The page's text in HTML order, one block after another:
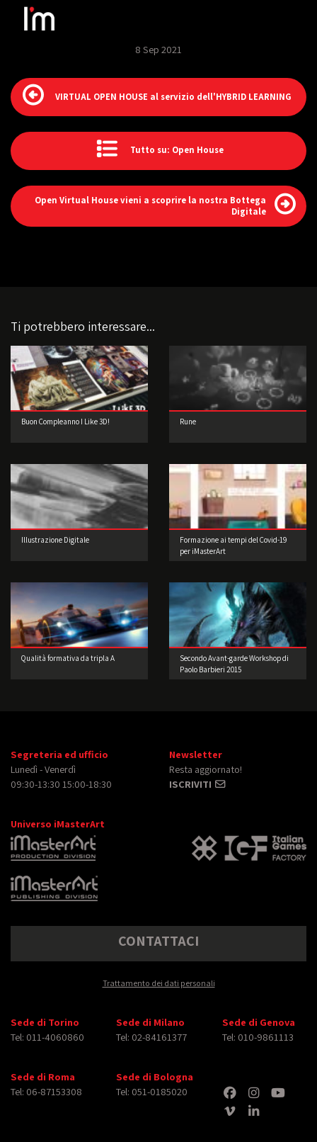
8 Sep 2021
VIRTUAL OPEN HOUSE al servizio dell'HYBRID LEARNING
Tutto su: Open House
Open Virtual House vieni a scoprire la nostra Bottega
Digitale
Ti potrebbero interessare...
Buon Compleanno I Like 3D! Rune
Illustrazione Digitale
Formazione ai tempi del Covid-19
per iMasterArt
Qualità formativa da tripla A
Secondo Avant-garde Workshop di
Paolo Barbieri 2015
Segreteria ed ufficio
Lunedì - Venerdì
09:30-13:30 15:00-18:30
Newsletter
Resta aggiornato!
ISCRIVITI
Universo iMasterArt
CONTATTACI
Trattamento dei dati personali
Sede di Torino
Tel: 011-4060860
Sede di Milano
Tel: 02-84161377
Sede di Genova
Tel: 010-9861113
Sede di Roma
Tel: 06-87153308
Sede di Bologna
Tel: 051-0185020